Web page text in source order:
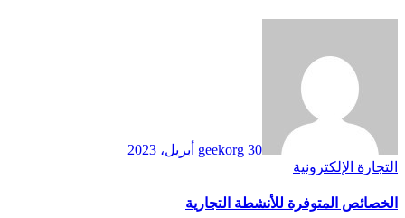
geekorg 30 أبريل، 2023
التجارة الإلكترونية
الخصائص المتوفرة للأنشطة التجارية